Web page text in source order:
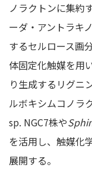
ノラクトンに集約
ーダ・アントラキ
するセルロース画
体固定化触媒を用
り生成するリグニ
ルボキシムコノラ
sp. NGC7株や
を活用し、触媒化
展開する。